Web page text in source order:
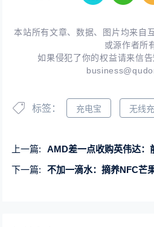
本站所有文章、数据、图片均来自
或源作者所
如果侵犯了你的权益请来信告
标签： 充电宝 无线
上一篇:
AMD差一点收购英伟达：前
下一篇:
不加一滴水：摘养NFC芒果/